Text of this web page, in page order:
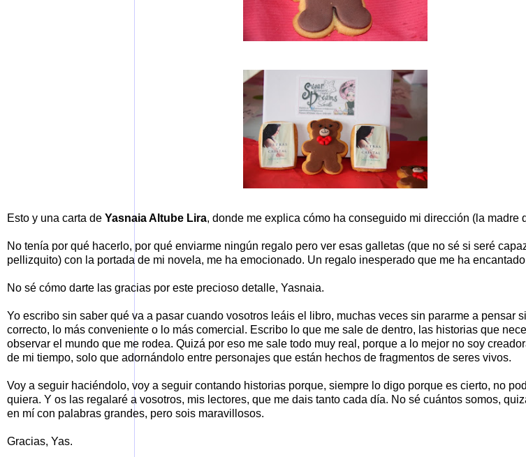
Esto y una carta de Yasnaia Altube Lira, donde me explica cómo ha conseguido mi dirección (la madre
No tenía por qué hacerlo, por qué enviarme ningún regalo pero ver esas galletas (que no sé si seré
pellizquito) con la portada de mi novela, me ha emocionado. Un regalo inesperado que me ha
No sé cómo darte las gracias por este precioso detalle, Yasnaia.
Yo escribo sin saber qué va a pasar cuando vosotros leáis el libro, muchas veces sin pararme a pensar
correcto, lo más conveniente o lo más comercial. Escribo lo que me sale de dentro, las historias que
observar el mundo que me rodea. Quizá por eso me sale todo muy real, porque a lo mejor no soy
de mi tiempo, solo que adornándolo entre personajes que están hechos de fragmentos de seres vivos.
Voy a seguir haciéndolo, voy a seguir contando historias porque, siempre lo digo porque es cierto, no
quiera. Y os las regalaré a vosotros, mis lectores, que me dais tanto cada día. No sé cuántos somos,
en mí con palabras grandes, pero sois maravillosos.
Gracias, Yas.